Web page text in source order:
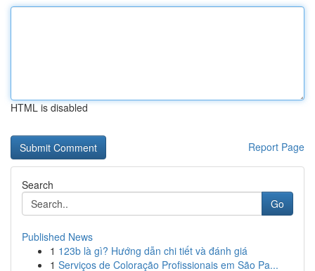
HTML is disabled
Report Page
Search
Go
Published News
1 123b là gì? Hướng dẫn chi tiết và đánh giá
1 Serviços de Coloração Profissionais em São Pa...